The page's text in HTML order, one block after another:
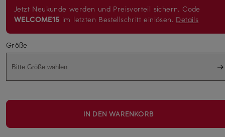
Jetzt Neukunde werden und Preisvorteil sichern. Code
WELCOME15 im letzten Bestellschritt einlösen. Details
Größe
Bitte Größe wählen
IN DEN WARENKORB